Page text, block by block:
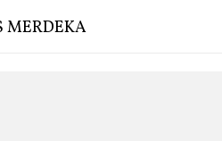
MERDEKA